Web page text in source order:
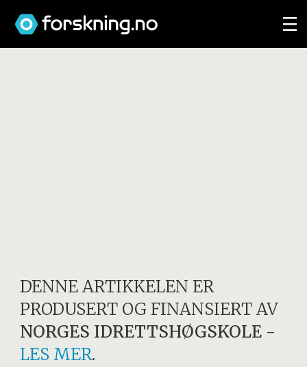
DENNE ARTIKKELEN ER
PRODUSERT OG FINANSIERT AV
NORGES IDRETTSHØGSKOLE -
LES MER.